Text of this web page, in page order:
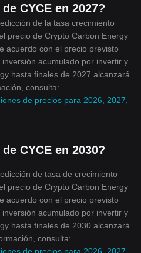
CYCE en 2027?
de la tasa crecimiento
precio de Crypto Carbon Energy
acuerdo con el precio previsto
acumulado por invertir y
hasta finales de 2027 alcanzará
consulta:
de precios para 2026, 2027,
CYCE en 2030?
de tasa de crecimiento
precio de Crypto Carbon Energy
acuerdo con el precio previsto
acumulado por invertir y
hasta finales de 2030 alcanzará
consulta: